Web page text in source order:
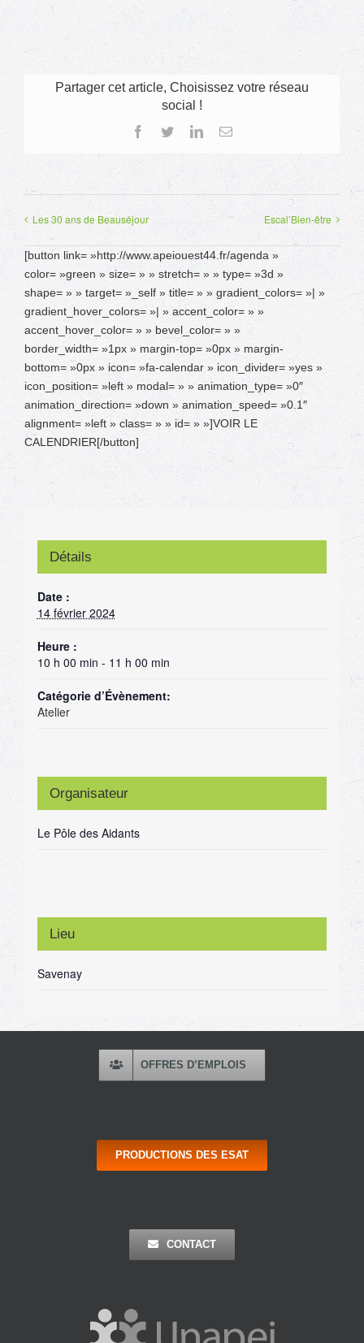
Partager cet article, Choisissez votre réseau
social !
Facebook
TwitterLinkedInEmail
Les 30 ans de Beauséjour Escal’Bien-être
[button link= »http://www.apeiouest44.fr/agenda »
color= »green » size= » » stretch= » » type= »3d »
shape= » » target= »_self » title= » » gradient_colors= »| »
gradient_hover_colors= »| » accent_color= » »
accent_hover_color= » » bevel_color= » »
border_width= »1px » margin-top= »0px » margin-
bottom= »0px » icon= »fa-calendar » icon_divider= »yes »
icon_position= »left » modal= » » animation_type= »0″
animation_direction= »down » animation_speed= »0.1″
alignment= »left » class= » » id= » »]VOIR LE
CALENDRIER[/button]
Détails
Date :
14 février 2024
Heure :
10 h 00 min - 11 h 00 min
Catégorie d’Évènement:
Atelier
Organisateur
Le Pôle des Aidants
Lieu
Savenay
OFFRES D’EMPLOIS
PRODUCTIONS DES ESAT
CONTACT